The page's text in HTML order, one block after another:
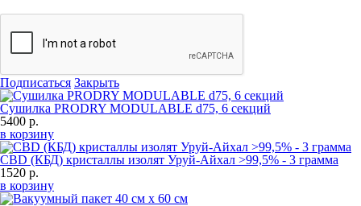
Подписаться Закрыть
Сушилка PRODRY MODULABLE d75, 6 секций
5400 р.
в корзину
CBD (КБД) кристаллы изолят Уруй-Айхал >99,5% - 3 грамма
1520 р.
в корзину